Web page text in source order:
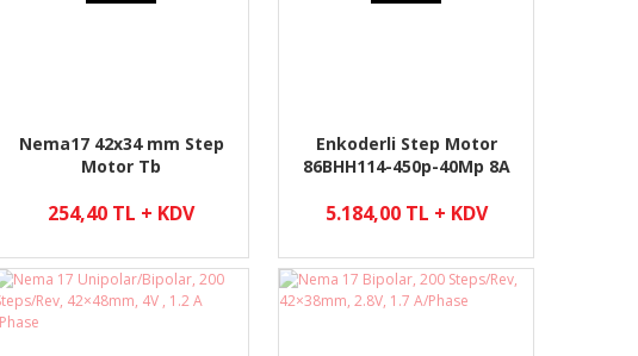
Nema17 42x34 mm Step
Motor Tb
254,40 TL + KDV
Enkoderli Step Motor
86BHH114-450p-40Mp 8A
5.184,00 TL + KDV